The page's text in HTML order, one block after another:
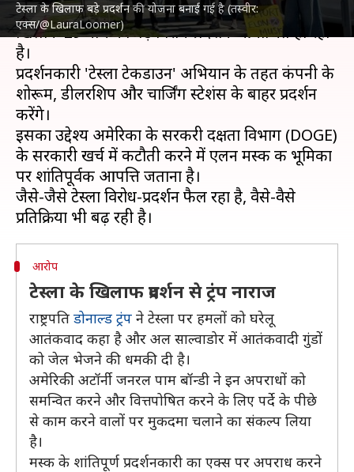
टेस्ला के खिलाफ बड़े प्रदर्शन की योजना बनाई गई है (तस्वीर:
एक्स/@LauraLoomer)
एलन मस्ककी इलेक्ट्रिक वाहन निर्माता कंपनीटेस्ला के
खिलाफ 29 मार्च को बड़े विरोध-प्रदर्शन आयोजित हो रहा
है।
प्रदर्शनकारी 'टेस्ला टेकडाउन' अभियान के तहत कंपनी के
शोरूम, डीलरशिप और चार्जिंग स्टेशंस के बाहर प्रदर्शन
करेंगे।
इसका उद्देश्य अमेरिका के सरकरी दक्षता विभाग (DOGE)
के सरकारी खर्च में कटौती करने में एलन मस्क की भूमिका
पर शांतिपूर्वक आपत्ति जताना है।
जैसे-जैसे टेस्ला विरोध-प्रदर्शन फैल रहा है, वैसे-वैसे
आरोप
टेस्ला के खिलाफ प्रदर्शन से ट्रंप नाराज
राष्ट्रपति डोनाल्ड ट्रंप ने टेस्ला पर हमलों को घरेलू
आतंकवाद कहा है और अल साल्वाडोर में आतंकवादी गुंडों
को जेल भेजने की धमकी दी है।
अमेरिकी अटॉर्नी जनरल पाम बॉन्डी ने इन अपराधों को
समन्वित करने और वित्तपोषित करने के लिए पर्दे के पीछे
से काम करने वालों पर मुकदमा चलाने का संकल्प लिया
है।
मस्क के शांतिपूर्ण प्रदर्शनकारी का एक्स पर अपराध करने